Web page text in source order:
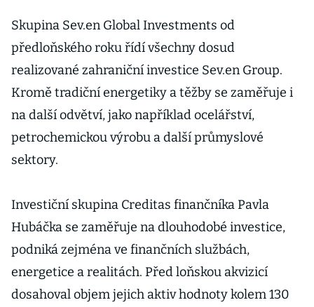
Skupina Sev.en Global Investments od
předloňského roku řídí všechny dosud
realizované zahraniční investice Sev.en Group.
Kromě tradiční energetiky a těžby se zaměřuje i
na další odvětví, jako například ocelářství,
petrochemickou výrobu a další průmyslové
sektory.
Investiční skupina Creditas finančníka Pavla
Hubáčka se zaměřuje na dlouhodobé investice,
podniká zejména ve finančních službách,
energetice a realitách. Před loňskou akvizicí
dosahoval objem jejich aktiv hodnoty kolem 130